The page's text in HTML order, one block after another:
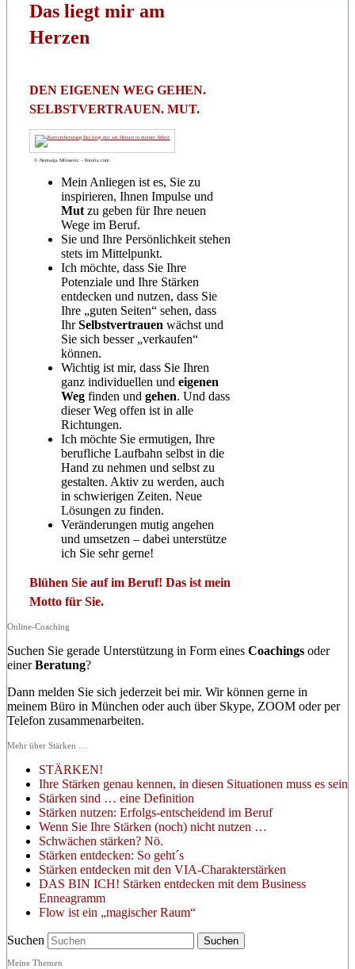
Das liegt mir am
Herzen
DEN EIGENEN WEG GEHEN.
SELBSTVERTRAUEN. MUT.
© Nemanja Milosevic – Fotolia.com
Mein Anliegen ist es, Sie zu
inspirieren, Ihnen Impulse und
Mut zu geben für Ihre neuen
Wege im Beruf.
Sie und Ihre Persönlichkeit stehen
stets im Mittelpunkt.
Ich möchte, dass Sie Ihre
Potenziale und Ihre Stärken
entdecken und nutzen, dass Sie
Ihre „guten Seiten“ sehen, dass
IhrSelbstvertrauen wächst und
Sie sich besser „verkaufen“
können.
Wichtig ist mir, dass Sie Ihren
ganz individuellen undeigenen
Wegfinden undgehen. Und dass
dieser Weg offen ist in alle
Richtungen.
Ich möchte Sie ermutigen, Ihre
berufliche Laufbahn selbst in die
Hand zu nehmen und selbst zu
gestalten. Aktiv zu werden, auch
in schwierigen Zeiten. Neue
Lösungen zu finden.
Veränderungen mutig angehen
und umsetzen – dabei unterstütze
ich Sie sehr gerne!
Blühen Sie auf im Beruf! Das ist mein
Motto für Sie.
Online-Coaching
Suchen Sie gerade Unterstützung in Form eines Coachings oder
einerBeratung?
Dann melden Sie sich jederzeit bei mir. Wir können gerne in
meinem Büro in München oder auch über Skype, ZOOM oder per
Telefon zusammenarbeiten.
Mehr über Stärken …
STÄRKEN!
Ihre Stärken genau kennen, in diesen Situationen muss es sein
Stärken sind … eine Definition
Stärken nutzen: Erfolgs-entscheidend im Beruf
Wenn Sie Ihre Stärken (noch) nicht nutzen …
Schwächen stärken? Nö.
Stärken entdecken: So geht´s
Stärken entdecken mit den VIA-Charakterstärken
DAS BIN ICH! Stärken entdecken mit dem Business
Enneagramm
Flow ist ein „magischer Raum“
Suchen
Meine Themen